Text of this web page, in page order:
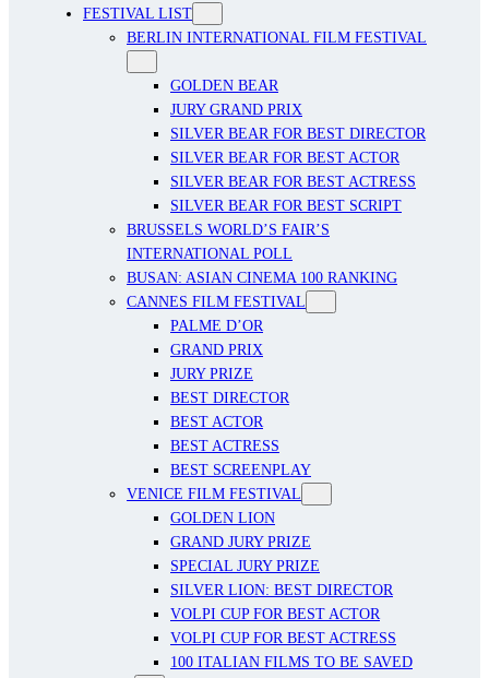
FESTIVAL LIST
BERLIN INTERNATIONAL FILM FESTIVAL
GOLDEN BEAR
JURY GRAND PRIX
SILVER BEAR FOR BEST DIRECTOR
SILVER BEAR FOR BEST ACTOR
SILVER BEAR FOR BEST ACTRESS
SILVER BEAR FOR BEST SCRIPT
BRUSSELS WORLD’S FAIR’S
INTERNATIONAL POLL
BUSAN: ASIAN CINEMA 100 RANKING
CANNES FILM FESTIVAL
PALME D’OR
GRAND PRIX
JURY PRIZE
BEST DIRECTOR
BEST ACTOR
BEST ACTRESS
BEST SCREENPLAY
VENICE FILM FESTIVAL
GOLDEN LION
GRAND JURY PRIZE
SPECIAL JURY PRIZE
SILVER LION: BEST DIRECTOR
VOLPI CUP FOR BEST ACTOR
VOLPI CUP FOR BEST ACTRESS
100 ITALIAN FILMS TO BE SAVED